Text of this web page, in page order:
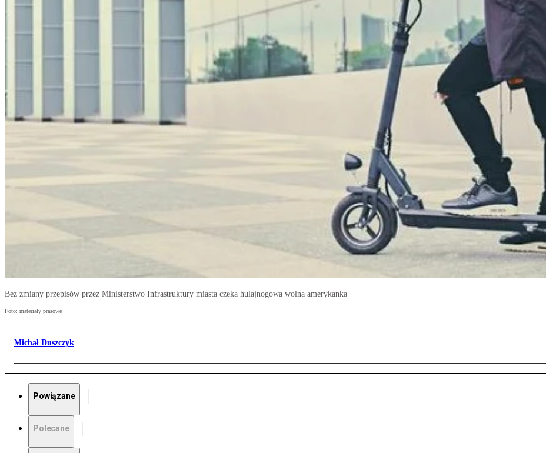
Bez zmiany przepisów przez Ministerstwo Infrastruktury miasta czeka hulajnogowa wolna amerykanka
Foto: materiały prasowe
Michał Duszczyk
Powiązane
Polecane